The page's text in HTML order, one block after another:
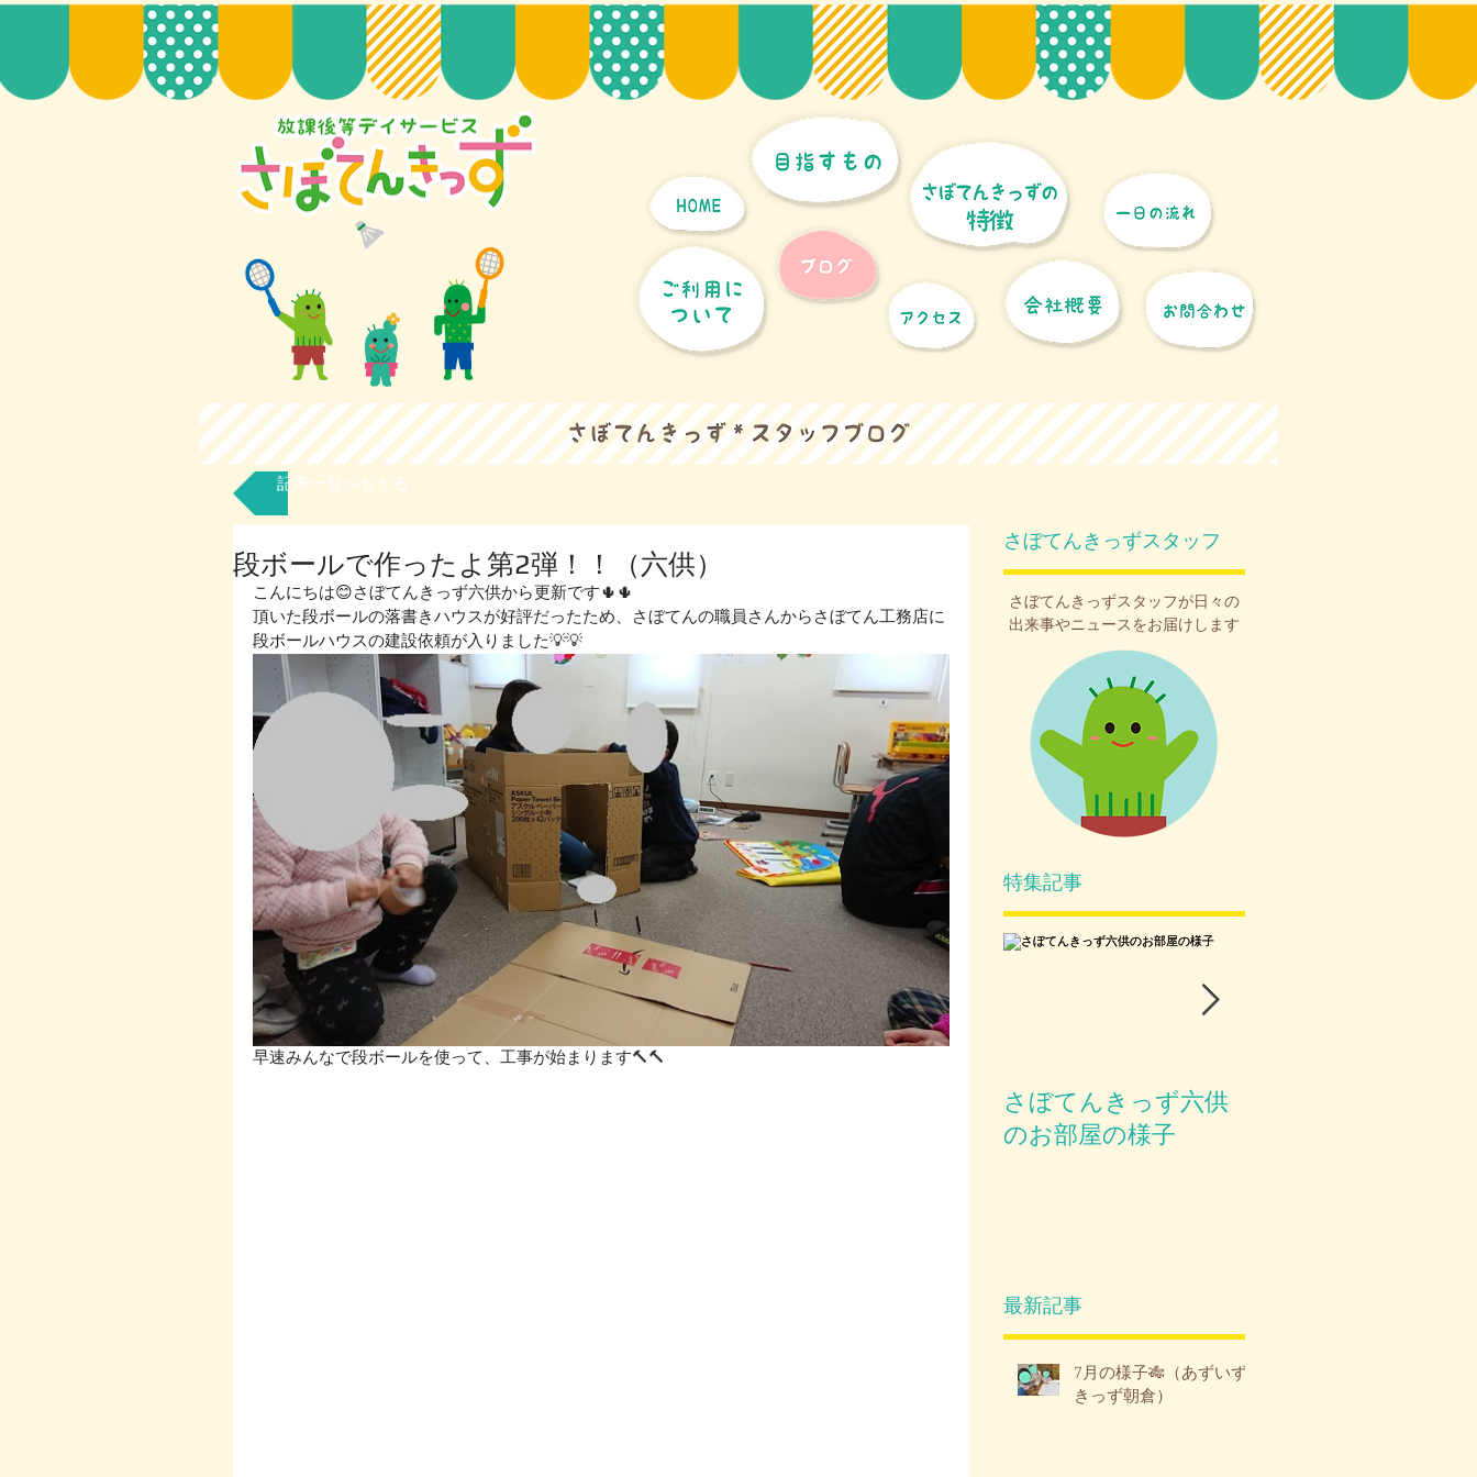
記事一覧へもどる
段ボールで作ったよ第2弾！！（六供）
こんにちは😊さぼてんきっず六供から更新です🌵🌵
頂いた段ボールの落書きハウスが好評だったため、さぼてんの職員さんからさぼてん工務店に
段ボールハウスの建設依頼が入りました💡💡
早速みんなで段ボールを使って、工事が始まります🔨🔨
さぼてんきっずスタッフ
さぼてんきっずスタッフが日々の
出来事やニュースをお届けします
特集記事
さぼてんきっず六供
のお部屋の様子
最新記事
7月の様子🎋（あずいず
きっず朝倉）